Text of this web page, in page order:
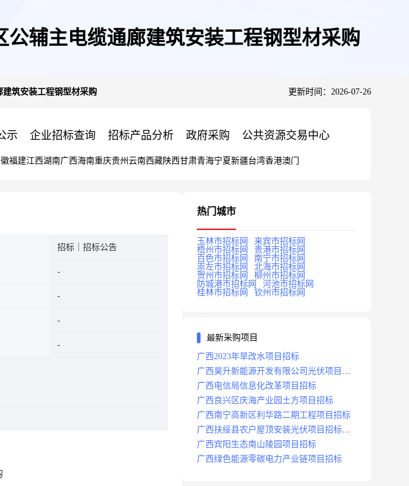
辅主电缆通廊建筑安装工程钢型材采购
筑安装工程钢型材采购 更新时间：2026-07-26
示 企业招标查询 招标产品分析 政府采购 公共资源交易中心
福建江西湖南广西海南重庆贵州 云南西藏陕西甘肃青海宁夏新疆台湾香港澳门
招标｜招标公告
热门城市
玉林市招标网
来宾市招标网
梧州市招标网
贵港市招标网
百色市招标网
南宁市招标网
崇左市招标网
北海市招标网
贺州市招标网
柳州市招标网
防城港市招标网
河池市招标网
桂林市招标网
钦州市招标网
最新采购项目
广西2023年旱改水项目招标
广西昊升新能源开发有限公司光伏项目招
标
广西电信局信息化改革项目招标
广西良兴区庆海产业园土方项目招标
广西南宁高新区利华路二期工程项目招标
广西扶绥县农户屋顶安装光伏项目招标公
告
广西宾阳生态南山陵园项目招标
广西绿色能源零碳电力产业链项目招标